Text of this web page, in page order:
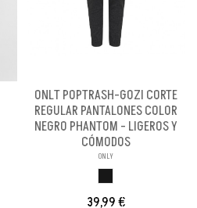
ONLT POPTRASH-GOZI CORTE
REGULAR PANTALONES COLOR
NEGRO PHANTOM - LIGEROS Y
CÓMODOS
ONLY
39,99 €